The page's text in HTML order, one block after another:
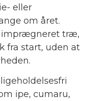
eller
om året.
træ,
fra start, uden at
ipe, cumaru,